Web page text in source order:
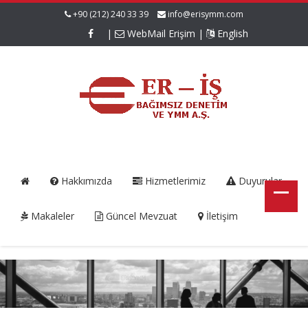
+90 (212) 240 33 39 info@erisymm.com
| WebMail Erişim | English
Hakkımızda Hizmetlerimiz Duyurular
Makaleler Güncel Mevzuat İletişim